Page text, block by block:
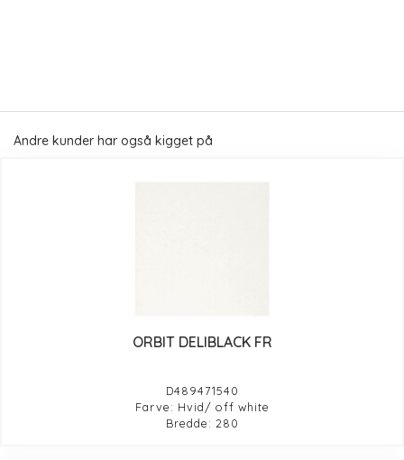
Andre kunder har også kigget på
ORBIT DELIBLACK FR
D489471540
Farve: Hvid/ off white
Bredde: 280